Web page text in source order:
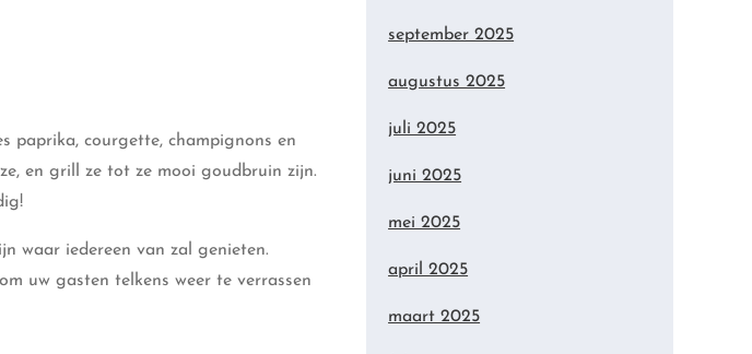
paprika, courgette, champignons en
en grill ze tot ze mooi goudbruin zijn.
waar iedereen van zal genieten.
uw gasten telkens weer te verrassen
september 2025
augustus 2025
juli 2025
juni 2025
mei 2025
april 2025
maart 2025